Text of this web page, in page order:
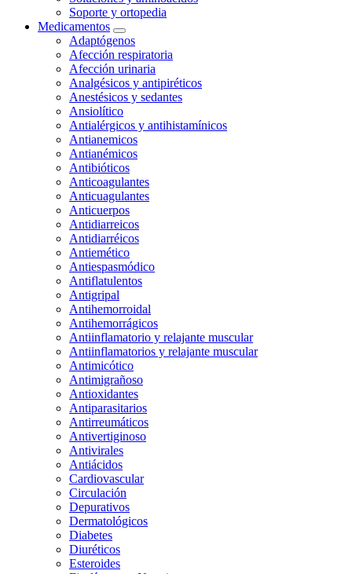
Soporte y ortopedia
Medicamentos
Adaptógenos
Afección respiratoria
Afección urinaria
Analgésicos y antipiréticos
Anestésicos y sedantes
Ansiolítico
Antialérgicos y antihistamínicos
Antianemicos
Antianémicos
Antibióticos
Anticoagulantes
Anticuagulantes
Anticuerpos
Antidiarreicos
Antidiarréicos
Antiemético
Antiespasmódico
Antiflatulentos
Antigripal
Antihemorroidal
Antihemorrágicos
Antiinflamatorio y relajante muscular
Antiinflamatorios y relajante muscular
Antimicótico
Antimigrañoso
Antioxidantes
Antiparasitarios
Antirreumáticos
Antivertiginoso
Antivirales
Antiácidos
Cardiovascular
Circulación
Depurativos
Dermatológicos
Diabetes
Diuréticos
Esteroides